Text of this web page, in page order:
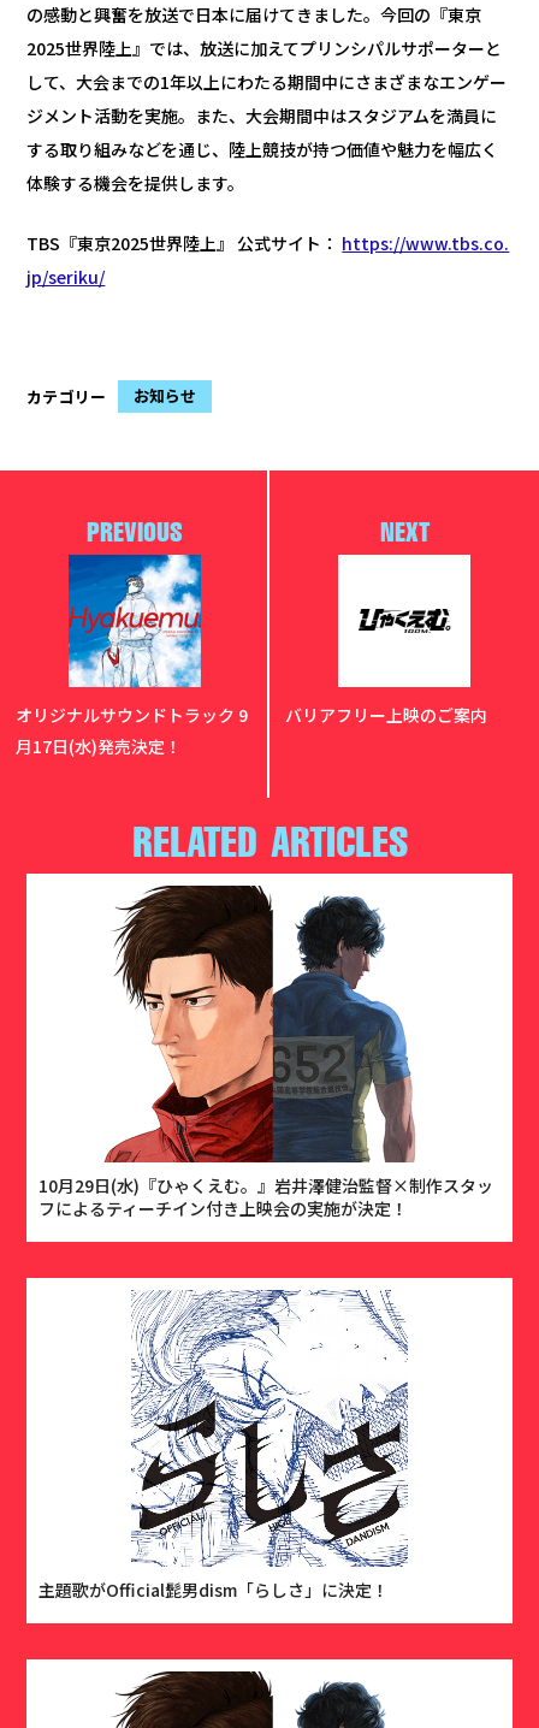
の感動と興奮を放送で日本に届けてきました。今回の『東京
2025世界陸上』では、放送に加えてプリンシパルサポーターと
して、大会までの1年以上にわたる期間中にさまざまなエンゲー
ジメント活動を実施。また、大会期間中はスタジアムを満員に
する取り組みなどを通じ、陸上競技が持つ価値や魅力を幅広く
体験する機会を提供します。
TBS『東京2025世界陸上』 公式サイト： https://www.tbs.co.
jp/seriku/
カテゴリー お知らせ
PREVIOUS
オリジナルサウンドトラック 9
月17日(水)発売決定！
NEXT
バリアフリー上映のご案内
RELATED ARTICLES
10月29日(水)『ひゃくえむ。』岩井澤健治監督×制作スタッ
フによるティーチイン付き上映会の実施が決定！
主題歌がOfficial髭男dism「らしさ」に決定！